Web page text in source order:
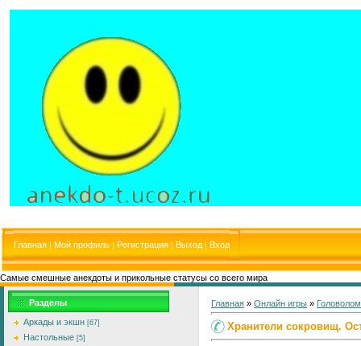
Главная | Мой профиль | Регистрация | Выход | Вход
Самые смешные анекдоты и прикольные статусы со всего мира
Разделы
Аркады и экшн [67]
Настольные [5]
Главная » Онлайн игры »
Хранители сокровищ.